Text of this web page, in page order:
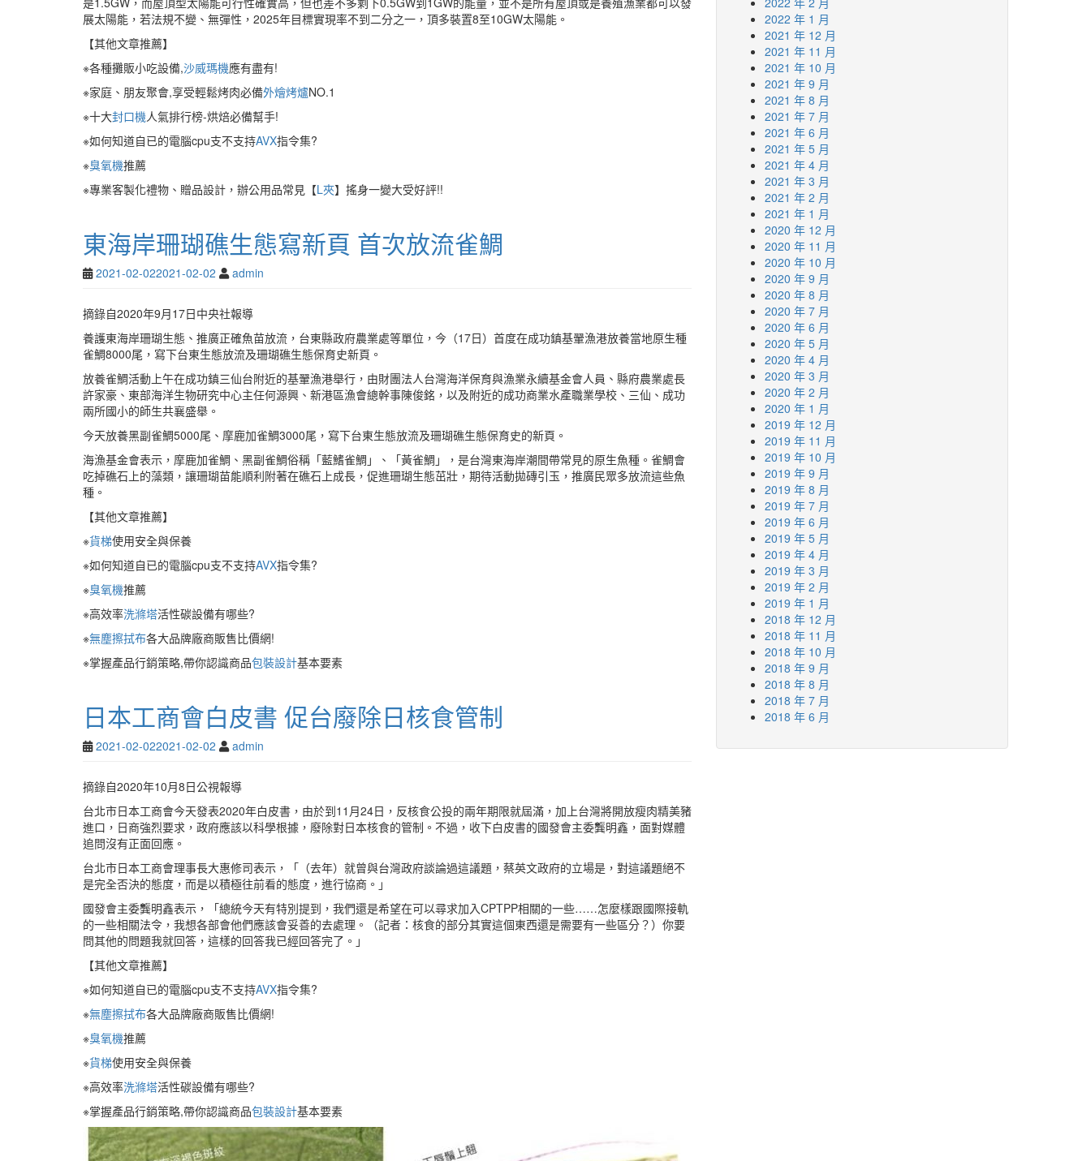
展太陽能，若法規不變、無彈性，2025年目標實現率不到二分之一，頂多裝置8至10GW太陽能。
【其他文章推薦】
※各種攤販小吃設備,沙威瑪機應有盡有!
※家庭、朋友聚會,享受輕鬆烤肉必備外燴烤爐NO.1
※十大封口機人氣排行榜-烘焙必備幫手!
※如何知道自已的電腦cpu支不支持AVX指令集?
※臭氧機推薦
※專業客製化禮物、贈品設計，辦公用品常見【L夾】搖身一變大受好評!!
東海岸珊瑚礁生態寫新頁 首次放流雀鯛
2021-02-022021-02-02 admin
摘錄自2020年9月17日中央社報導
養護東海岸珊瑚生態、推廣正確魚苗放流，台東縣政府農業處等單位，今（17日）首度在成功鎮基翬漁港放養當地原生種
雀鯛8000尾，寫下台東生態放流及珊瑚礁生態保育史新頁。
放養雀鯛活動上午在成功鎮三仙台附近的基翬漁港舉行，由財團法人台灣海洋保育與漁業永續基金會人員、縣府農業處長
許家豪、東部海洋生物研究中心主任何源興、新港區漁會總幹事陳俊銘，以及附近的成功商業水產職業學校、三仙、成功
兩所國小的師生共襄盛舉。
今天放養黑副雀鯛5000尾、摩鹿加雀鯛3000尾，寫下台東生態放流及珊瑚礁生態保育史的新頁。
海漁基金會表示，摩鹿加雀鯛、黑副雀鯛俗稱「藍鰭雀鯛」、「黃雀鯛」，是台灣東海岸潮間帶常見的原生魚種。雀鯛會
吃掉礁石上的藻類，讓珊瑚苗能順利附著在礁石上成長，促進珊瑚生態茁壯，期待活動拋磚引玉，推廣民眾多放流這些魚
種。
【其他文章推薦】
※貨梯使用安全與保養
※如何知道自已的電腦cpu支不支持AVX指令集?
※臭氧機推薦
※高效率洗滌塔活性碳設備有哪些?
※無塵擦拭布各大品牌廠商販售比價網!
※掌握產品行銷策略,帶你認識商品包裝設計基本要素
日本工商會白皮書 促台廢除日核食管制
2021-02-022021-02-02 admin
摘錄自2020年10月8日公視報導
台北市日本工商會今天發表2020年白皮書，由於到11月24日，反核食公投的兩年期限就屆滿，加上台灣將開放瘦肉精美豬
進口，日商強烈要求，政府應該以科學根據，廢除對日本核食的管制。不過，收下白皮書的國發會主委龔明鑫，面對媒體
追問沒有正面回應。
台北市日本工商會理事長大惠修司表示，「（去年）就曾與台灣政府談論過這議題，蔡英文政府的立場是，對這議題絕不
是完全否決的態度，而是以積極往前看的態度，進行協商。」
國發會主委龔明鑫表示，「總統今天有特別提到，我們還是希望在可以尋求加入CPTPP相關的一些……怎麼樣跟國際接軌
的一些相關法令，我想各部會他們應該會妥善的去處理。（記者：核食的部分其實這個東西還是需要有一些區分？）你要
問其他的問題我就回答，這樣的回答我已經回答完了。」
【其他文章推薦】
※如何知道自已的電腦cpu支不支持AVX指令集?
※無塵擦拭布各大品牌廠商販售比價網!
※臭氧機推薦
※貨梯使用安全與保養
※高效率洗滌塔活性碳設備有哪些?
※掌握產品行銷策略,帶你認識商品包裝設計基本要素
2022 年 1 月
2021 年 12 月
2021 年 11 月
2021 年 10 月
2021 年 9 月
2021 年 8 月
2021 年 7 月
2021 年 6 月
2021 年 5 月
2021 年 4 月
2021 年 3 月
2021 年 2 月
2021 年 1 月
2020 年 12 月
2020 年 11 月
2020 年 10 月
2020 年 9 月
2020 年 8 月
2020 年 7 月
2020 年 6 月
2020 年 5 月
2020 年 4 月
2020 年 3 月
2020 年 2 月
2020 年 1 月
2019 年 12 月
2019 年 11 月
2019 年 10 月
2019 年 9 月
2019 年 8 月
2019 年 7 月
2019 年 6 月
2019 年 5 月
2019 年 4 月
2019 年 3 月
2019 年 2 月
2019 年 1 月
2018 年 12 月
2018 年 11 月
2018 年 10 月
2018 年 9 月
2018 年 8 月
2018 年 7 月
2018 年 6 月